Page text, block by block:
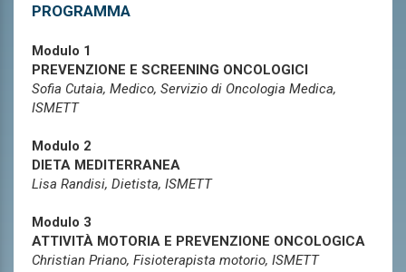
PROGRAMMA
Modulo 1
PREVENZIONE E SCREENING ONCOLOGICI
Sofia Cutaia, Medico, Servizio di Oncologia Medica,
ISMETT
Modulo 2
DIETA MEDITERRANEA
Lisa Randisi, Dietista, ISMETT
Modulo 3
ATTIVITÀ MOTORIA E PREVENZIONE ONCOLOGICA
Christian Priano, Fisioterapista motorio, ISMETT